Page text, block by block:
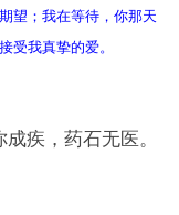
望；我在等待，你那天
受我真挚的爱。
疾，药石无医。